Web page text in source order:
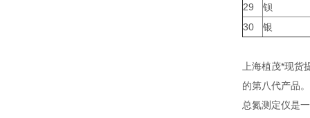
29
钡
30
银
上海植茂*现
的第八代产品
总氮测定仪是